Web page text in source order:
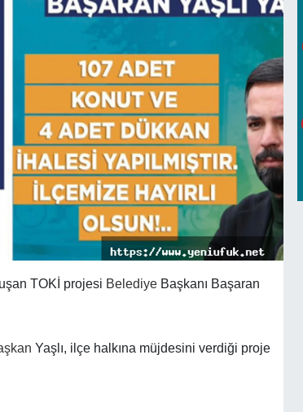
TOKİ projesi BelediyeBaşkanı Başaran
Yaşlı, ilçe halkına müjdesini verdiği proje